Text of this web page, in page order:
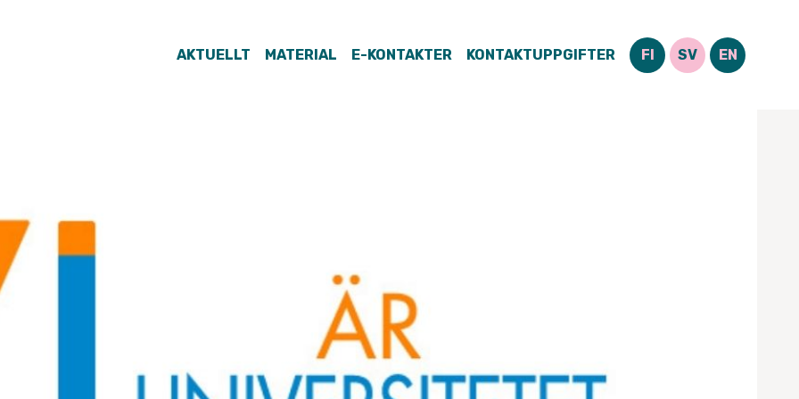
AKTUELLT MATERIAL E-KONTAKTER KONTAKTUPPGIFTER FI SV EN